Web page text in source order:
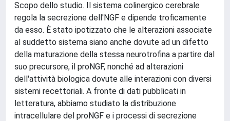
Scopo dello studio. Il sistema colinergico cerebrale
regola la secrezione dell'NGF e dipende troficamente
da esso. È stato ipotizzato che le alterazioni associate
al suddetto sistema siano anche dovute ad un difetto
della maturazione della stessa neurotrofina a partire dal
suo precursore, il proNGF, nonché ad alterazioni
dell'attività biologica dovute alle interazioni con diversi
sistemi recettoriali. A fronte di dati pubblicati in
letteratura, abbiamo studiato la distribuzione
intracellulare del proNGF e i processi di secrezione